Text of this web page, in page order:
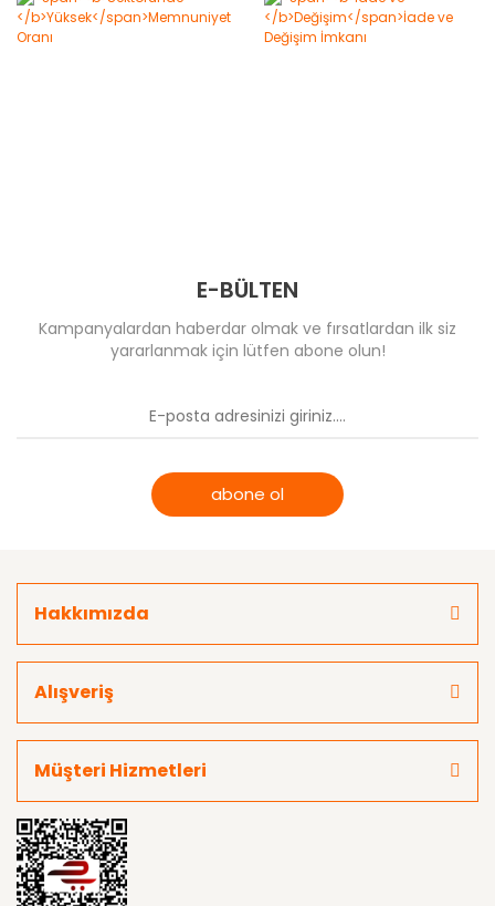
E-BÜLTEN
Kampanyalardan haberdar olmak ve fırsatlardan ilk siz
yararlanmak için lütfen abone olun!
abone ol
Hakkımızda
Alışveriş
Müşteri Hizmetleri